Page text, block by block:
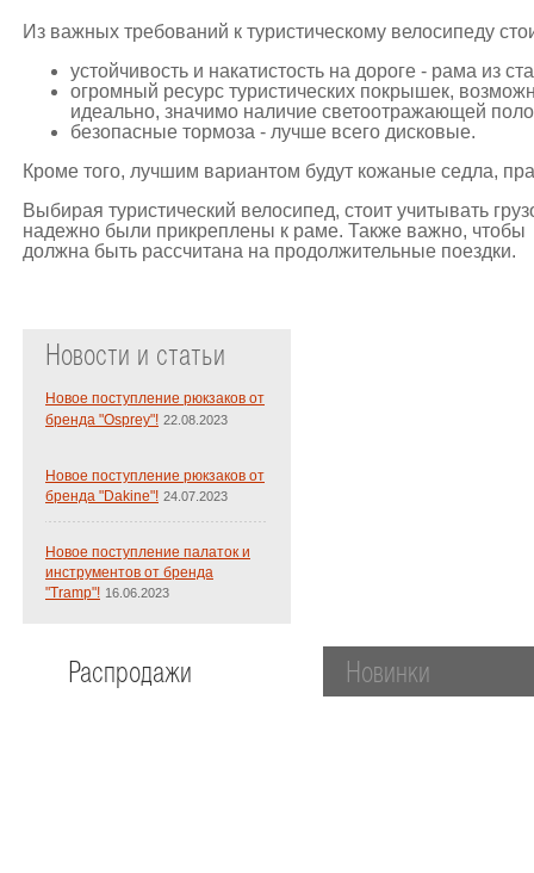
Из важных требований к туристическому велосипеду
устойчивость и накатистость на дороге - рама из
огромный ресурс туристических покрышек,
идеально, значимо наличие светоотражающей
безопасные тормоза - лучше всего дисковые.
Кроме того, лучшим вариантом будут кожаные седла,
Выбирая туристический велосипед, стоит учитывать
надежно были прикреплены к раме. Также важно, чтобы
должна быть рассчитана на продолжительные поездки.
Новости и статьи
Новое поступление рюкзаков от
бренда "Osprey"! 22.08.2023
Новое поступление рюкзаков от
бренда "Dakine"! 24.07.2023
Новое поступление палаток и
инструментов от бренда
"Tramp"! 16.06.2023
Распродажи Новинки